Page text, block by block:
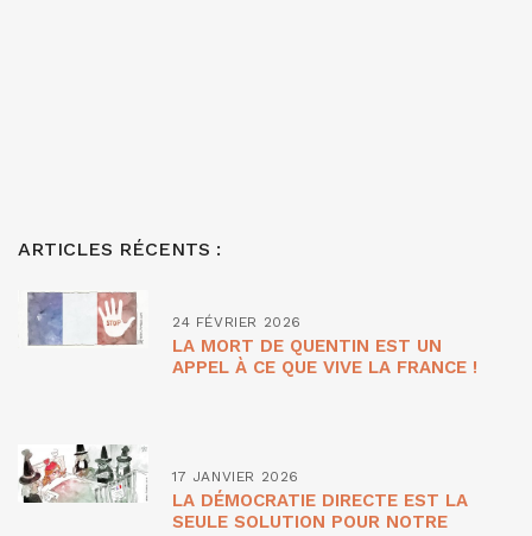
ARTICLES RÉCENTS :
24 FÉVRIER 2026
LA MORT DE QUENTIN EST UN
APPEL À CE QUE VIVE LA FRANCE !
17 JANVIER 2026
LA DÉMOCRATIE DIRECTE EST LA
SEULE SOLUTION POUR NOTRE